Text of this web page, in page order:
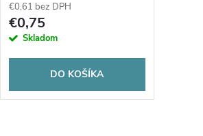
€0,61 bez DPH
€0,75
Skladom
DO KOŠÍKA